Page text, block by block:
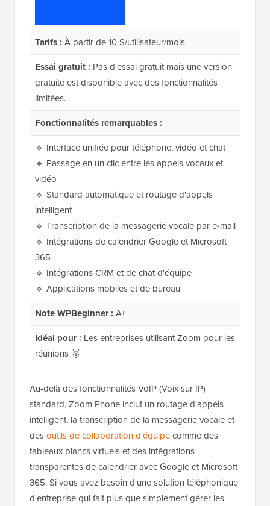
Tarifs : À partir de 10 $/utilisateur/mois
Essai gratuit : Pas d'essai gratuit mais une version
gratuite est disponible avec des fonctionnalités
limitées.
Fonctionnalités remarquables :
🔹 Interface unifiée pour téléphone, vidéo et chat
🔹 Passage en un clic entre les appels vocaux et
vidéo
🔹 Standard automatique et routage d'appels
intelligent
🔹 Transcription de la messagerie vocale par e-mail
🔹 Intégrations de calendrier Google et Microsoft
365
🔹 Intégrations CRM et de chat d'équipe
🔹 Applications mobiles et de bureau
Note WPBeginner : A+
Idéal pour : Les entreprises utilisant Zoom pour les
réunions 🥈
Au-delà des fonctionnalités VoIP (Voix sur IP)
standard, Zoom Phone inclut un routage d'appels
intelligent, la transcription de la messagerie vocale et
desoutils de collaboration d'équipecomme des
tableaux blancs virtuels et des intégrations
transparentes de calendrier avec Google et Microsoft
365. Si vous avez besoin d'une solution téléphonique
d'entreprise qui fait plus que simplement gérer les